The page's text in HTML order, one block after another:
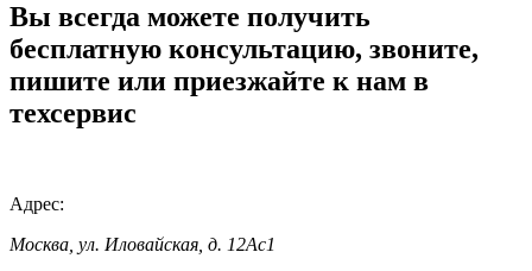
Вы всегда можете получить
бесплатную консультацию, звоните,
пишите или приезжайте к нам в
техсервис
Адрес:
Москва, ул. Иловайская, д. 12Ас1